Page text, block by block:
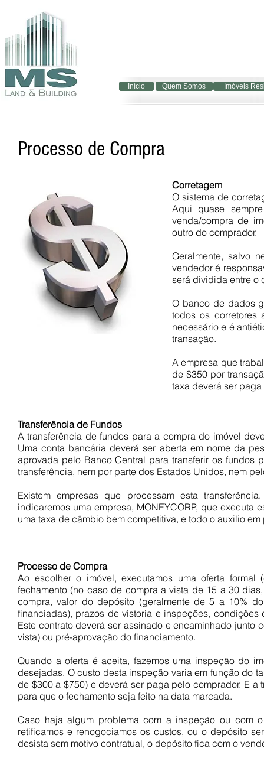
Início Quem Somos Imóveis
Início Quem Somos Imóveis
Processo de Compra
Transferência de Fundos
A transferência de fundos para a compra do imóvel
Uma conta bancária deverá ser aberta em nome da
aprovada pelo Banco Central para transferir os fundos
transferência, nem por parte dos Estados Unidos, nem
Existem empresas que processam esta
indicaremos uma empresa, MONEYCORP, que
uma taxa de câmbio bem competitiva, e todo o auxilio
Processo de Compra
Ao escolher o imóvel, executamos uma oferta
fechamento (no caso de compra a vista de 15 a 30
compra, valor do depósito (geralmente de 5 a 10%
financiadas), prazos de vistoria e inspeções,
Este contrato deverá ser assinado e encaminhado
vista) ou pré-aprovação do financiamento.
Quando a oferta é aceita, fazemos uma inspeção do
desejadas. O custo desta inspeção varia em função do
de $300 a $750) e deverá ser paga pelo comprador. E
para que o fechamento seja feito na data marcada.
Caso haja algum problema com a inspeção ou com
retificamos e renogociamos os custos, ou o depósito
desista sem motivo contratual, o depósito fica com o
Corretagem
O sistema de
Aqui quase
venda/compra de
outro do comprador.
Geralmente, salvo
vendedor é
será dividida entre o
O banco de dados
todos os corretores
necessário e é
transação.
A empresa que
de $350 por
taxa deverá ser